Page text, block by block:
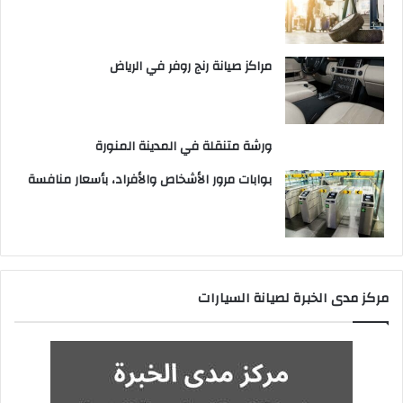
مراكز صيانة رنج روفر في الرياض
ورشة متنقلة في المدينة المنورة
بوابات مرور الأشخاص والأفراد، بأسعار منافسة
مركز مدى الخبرة لصيانة السيارات